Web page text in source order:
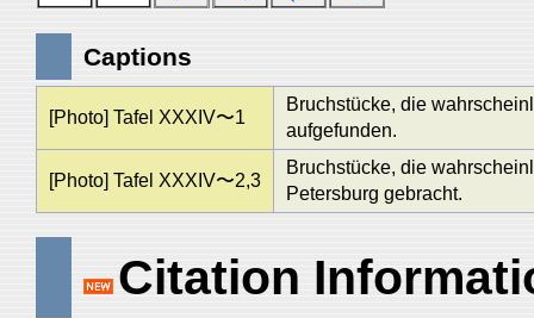
Captions
[Photo] Tafel XXXIV〜1
Bruchstücke, die
aufgefunden.
[Photo] Tafel XXXIV〜2,3
Bruchstücke, die
Petersburg gebracht.
Citation